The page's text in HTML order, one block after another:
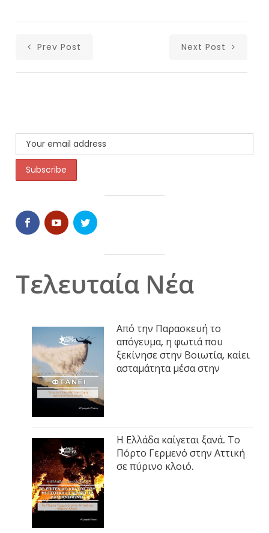
Prev Post Next Post
Τελευταία Νέα
Από την Παρασκευή το
απόγευμα, η φωτιά που
ξεκίνησε στην Βοιωτία, καίει
ασταμάτητα μέσα στην
Η Ελλάδα καίγεται ξανά. Το
Πόρτο Γερμενό στην Αττική
σε πύρινο κλοιό.